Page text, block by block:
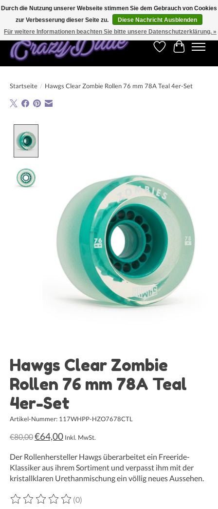
Kostenfreier Versand für Bestellungen ab 250 €. Weltweite Lieferung!
Wunschzettel
Ihr
Startseite / Hawgs Clear Zombie Rollen 76 mm 78A Teal 4er-Set
Hawgs Clear Zombie
Rollen 76 mm 78A Teal
4er-Set
Artikel-Nummer: 117WHPP-HZO7678CTL
€80,00€64,00 Inkl. MwSt.
Der Rollenhersteller Hawgs überarbeitet ein Freeride-
Klassiker aus ihrem Sortiment und verpasst ihm mit der
kristallklaren Urethanmischung ein völlig neues Aussehen.
Die Bewertung dieses Produkts ist
(0)
Durch die Nutzung unserer Webseite stimmen Sie dem Gebrauch von Cookies
zur Verbesserung dieser Seite zu.
Diese Nachricht Ausblenden
Für weitere Informationen beachten Sie bitte unsere Datenschutzerklärung. »